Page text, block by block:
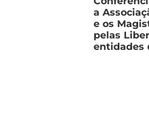
a
e os
pelas
entidades